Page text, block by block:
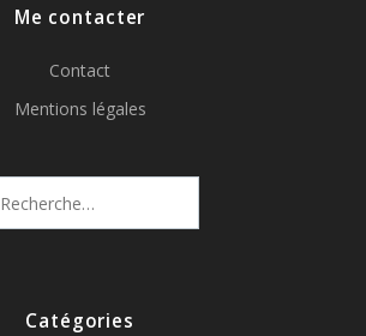
Me contacter
Contact
Mentions légales
Catégories